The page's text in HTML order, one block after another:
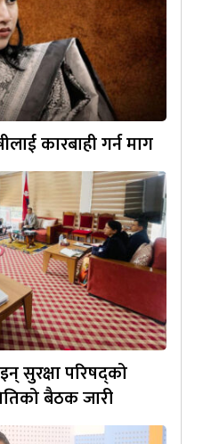
कारबाही गर्न माग
सुरक्षा परिषद्को
बैठक जारी